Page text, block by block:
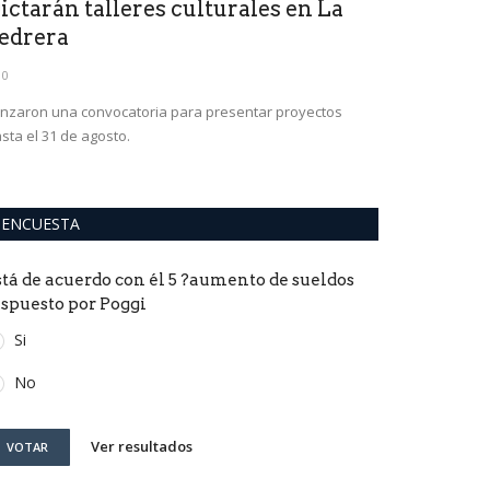
talleres culturales en La
0
una convocatoria para presentar proyectos
el 31 de agosto.
ENCUESTA
de acuerdo con él 5 ?aumento de sueldos
por Poggi
Si
No
VOTAR Ver resultados